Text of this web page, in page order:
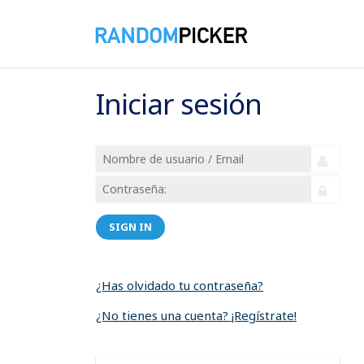
Iniciar sesión
SIGN IN
¿Has olvidado tu contraseña?
¿No tienes una cuenta? ¡Regístrate!